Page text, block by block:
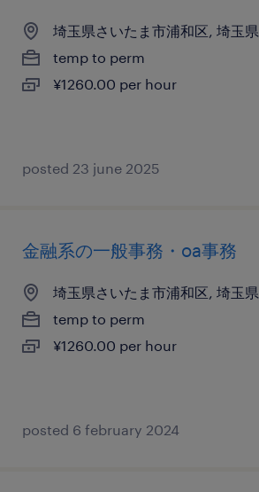
埼玉県さいたま市浦和区, 埼玉県
temp to perm
¥1260.00 per hour
posted 23 june 2025
金融系の一般事務・oa事務
埼玉県さいたま市浦和区, 埼玉県
temp to perm
¥1260.00 per hour
posted 6 february 2024